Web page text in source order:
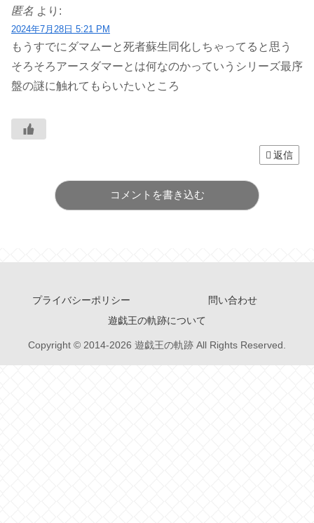
匿名 より:
2024年7月28日 5:21 PM
もうすでにダマムーと死者蘇生同化しちゃってると思う
そろそろアースダマーとは何なのかっていうシリーズ最序
盤の謎に触れてもらいたいところ
返信
コメントを書き込む
プライバシーポリシー
問い合わせ
遊戯王の軌跡について
Copyright © 2014-2026 遊戯王の軌跡 All Rights Reserved.